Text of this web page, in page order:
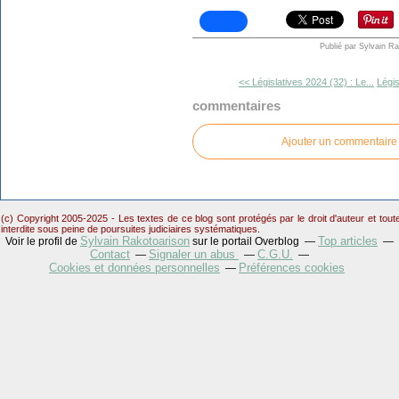
Publié par Sylvain
<< Législatives 2024 (32) : Le...
commentaires
Ajouter un commentaire
(c) Copyright 2005-2025 - Les textes de ce blog sont protégés par le droit d'auteur et
interdite sous peine de poursuites judiciaires systématiques.
Voir le profil de Sylvain Rakotoarison sur le portail Overblog
Top articles
Contact
Signaler un abus
C.G.U.
Cookies et données personnelles
Préférences cookies